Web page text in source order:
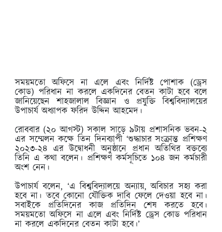
সময়মতো অফিসে না এলে এবং নির্দিষ্ট পোশাক (ড্রেস
কোড) পরিধান না করলে একদিনের বেতন কাটা হবে বলে
জানিয়েছেন শাহজালাল বিজ্ঞান ও প্রযুক্তি বিশ্ববিদ্যালয়ের
উপাচার্য অধ্যাপক ফরিদ উদ্দিন আহমেদ।
রোববার (২০ আগস্ট) সকাল সাড়ে ৯টায় প্রশাসনিক ভবন-২
এর সম্মেলন কক্ষে তিন দিনব্যাপী ‘শুদ্ধাচার সংক্রান্ত প্রশিক্ষণ
২০২৩-২৪ এর উদ্বোধনী অনুষ্ঠানে প্রধান অতিথির বক্তব্যে
তিনি এ কথা বলেন। প্রশিক্ষণ কর্মসূচিতে ১০৪ জন কর্মচারী
অংশ নেন।
উপাচার্য বলেন, ‘এ বিশ্ববিদ্যালয়ে অন্যায়, অবিচার সহ্য করা
হবে না। তবে কোনো যৌক্তিক দাবি ফেলে দেওয়া হবে না।
সবাইকে প্রতিদিনের কাজ প্রতিদিন শেষ করতে হবে।
সময়মতো অফিসে না এলে এবং নির্দিষ্ট ড্রেস কোড পরিধান
না করলে একদিনের বেতন কাটা হবে।’